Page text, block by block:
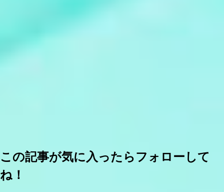
この記事が気に入ったらフォローして
ね！